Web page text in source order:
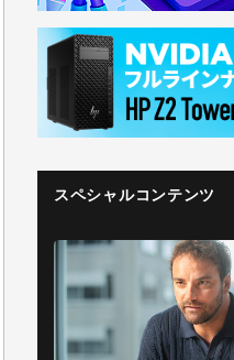
スペシャルコンテンツ